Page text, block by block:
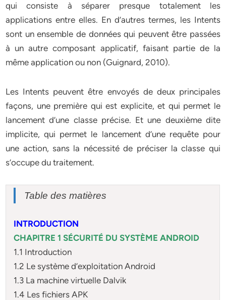
qui consiste à séparer presque totalement les
applications entre elles. En d’autres termes, les Intents
sont un ensemble de données qui peuvent être passées
à un autre composant applicatif, faisant partie de la
même application ou non (Guignard, 2010).
Les Intents peuvent être envoyés de deux principales
façons, une première qui est explicite, et qui permet le
lancement d’une classe précise. Et une deuxième dite
implicite, qui permet le lancement d’une requête pour
une action, sans la nécessité de préciser la classe qui
s’occupe du traitement.
Table des matières
INTRODUCTION
CHAPITRE 1 SÉCURITÉ DU SYSTÈME ANDROID
1.1 Introduction
1.2 Le système d’exploitation Android
1.3 La machine virtuelle Dalvik
1.4 Les fichiers APK